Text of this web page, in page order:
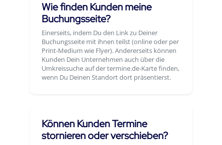
Wie finden Kunden meine
Buchungsseite?
Einerseits, indem Du den Link zu Deiner
Buchungsseite mit ihnen teilst (online oder per
Print-Medium wie Flyer). Andererseits können
Kunden Dein Unternehmen auch über die
Umkreissuche auf der termine.de-Karte finden,
wenn Du Deinen Standort dort präsentierst.
Können Kunden Termine
stornieren oder verschieben?